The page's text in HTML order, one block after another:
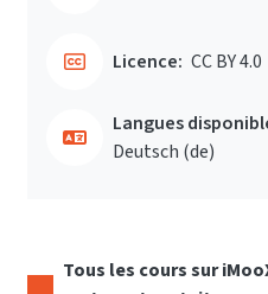
Licence: CC BY 4.0
Langues
Deutsch ‎(de)‎
Tous les cours sur